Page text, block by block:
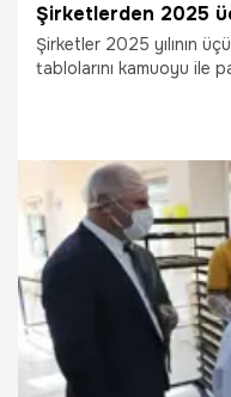
Şirketlerden 2025
Şirketler 2025 yılının
tablolarını kamuoyu ile
28.11.2025 Ekonomi